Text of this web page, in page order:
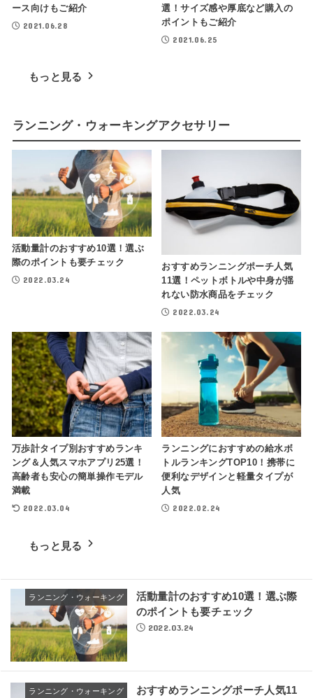
ース向けもご紹介
2021.06.28
選！サイズ感や厚底など購入の
ポイントもご紹介
2021.06.25
もっと見る
ランニング・ウォーキングアクセサリー
活動量計のおすすめ10選！選ぶ
際のポイントも要チェック
2022.03.24
おすすめランニングポーチ人気
11選！ペットボトルや中身が揺
れない防水商品をチェック
2022.03.24
万歩計タイプ別おすすめランキ
ング＆人気スマホアプリ25選！
高齢者も安心の簡単操作モデル
満載
2022.03.04
ランニングにおすすめの給水ボ
トルランキングTOP10！携帯に
便利なデザインと軽量タイプが
人気
2022.02.24
もっと見る
ランニング・ウォーキング
活動量計のおすすめ10選！選ぶ際
のポイントも要チェック
2022.03.24
ランニング・ウォーキング おすすめランニングポーチ人気11